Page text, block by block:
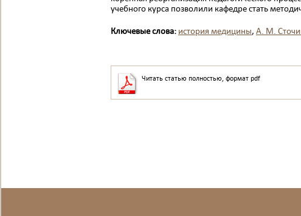
учебного курса позволили кафедре стать
Ключевые слова: история медицины, А. М.
Читать статью полностью, формат pdf